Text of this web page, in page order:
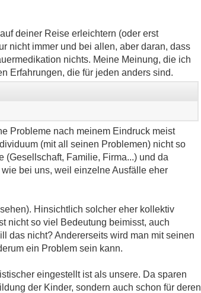
deiner Reise erleichtern (oder erst
nicht immer und bei allen, aber daran, dass
nichts. Meine Meinung, die ich
Erfahrungen, die für jeden anders sind.
Probleme nach meinem Eindruck meist
(mit all seinen Problemen) nicht so
(Gesellschaft, Familie, Firma...) und da
bei uns, weil einzelne Ausfälle eher
Hinsichtlich solcher eher kollektiv
nicht so viel Bedeutung beimisst, auch
das nicht? Andererseits wird man mit seinen
ein Problem sein kann.
eingestellt ist als unsere. Da sparen
der Kinder, sondern auch schon für deren